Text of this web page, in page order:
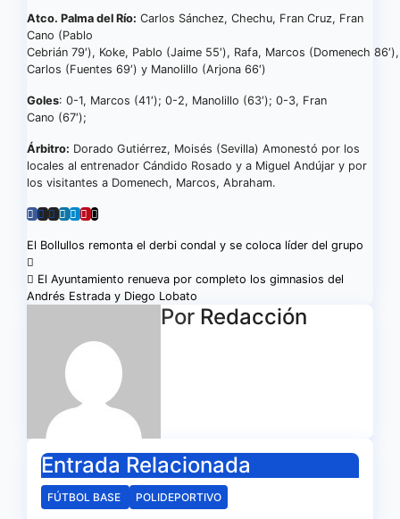
Atco. Palma del Río: Carlos Sánchez, Chechu, Fran Cruz, Fran
Cano (Pablo
Cebrián 79′), Koke, Pablo (Jaime 55′), Rafa, Marcos (Domenech
Carlos (Fuentes 69′) y Manolillo (Arjona 66′)
Goles: 0-1, Marcos (41′); 0-2, Manolillo (63′); 0-3, Fran
Cano (67′);
Árbitro: Dorado Gutiérrez, Moisés (Sevilla) Amonestó por los
locales al entrenador Cándido Rosado y a Miguel Andújar y por
los visitantes a Domenech, Marcos, Abraham.
Navegación
de
El Bollullos remonta el derbi condal y se coloca líder del grupo
El Ayuntamiento renueva por completo los gimnasios del
Andrés Estrada y Diego Lobato
Por Redacción
Entrada Relacionada
FÚTBOL BASE POLIDEPORTIVO